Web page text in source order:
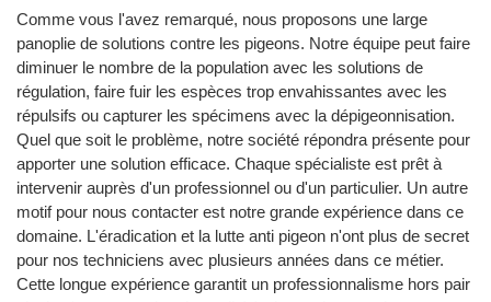
Comme vous l'avez remarqué, nous proposons une large
panoplie de solutions contre les pigeons. Notre équipe peut faire
diminuer le nombre de la population avec les solutions de
régulation, faire fuir les espèces trop envahissantes avec les
répulsifs ou capturer les spécimens avec la dépigeonnisation.
Quel que soit le problème, notre société répondra présente pour
apporter une solution efficace. Chaque spécialiste est prêt à
intervenir auprès d'un professionnel ou d'un particulier. Un autre
motif pour nous contacter est notre grande expérience dans ce
domaine. L'éradication et la lutte anti pigeon n'ont plus de secret
pour nos techniciens avec plusieurs années dans ce métier.
Cette longue expérience garantit un professionnalisme hors pair